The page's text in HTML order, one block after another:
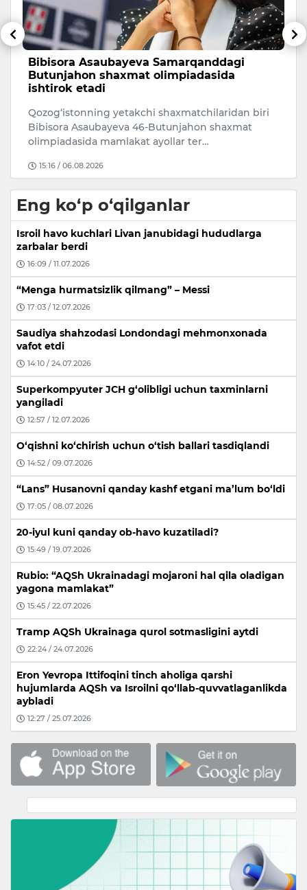
Bibisora Asaubayeva Samarqanddagi
Butunjahon shaxmat olimpiadasida
ishtirok etadi
Qozog‘istonning yetakchi shaxmatchilaridan biri
Bibisora Asaubayeva 46-Butunjahon shaxmat
olimpiadasida mamlakat ayollar ter…
15:16 / 06.08.2026
Eng ko‘p o‘qilganlar
Isroil havo kuchlari Livan janubidagi hududlarga
zarbalar berdi
16:09 / 11.07.2026
“Menga hurmatsizlik qilmang” – Messi
17:03 / 12.07.2026
Saudiya shahzodasi Londondagi mehmonxonada
vafot etdi
14:10 / 24.07.2026
Superkompyuter JCH g‘olibligi uchun taxminlarni
yangiladi
12:57 / 12.07.2026
O‘qishni ko‘chirish uchun o‘tish ballari tasdiqlandi
14:52 / 09.07.2026
“Lans” Husanovni qanday kashf etgani ma’lum bo‘ldi
17:05 / 08.07.2026
20-iyul kuni qanday ob-havo kuzatiladi?
15:49 / 19.07.2026
Rubio: “AQSh Ukrainadagi mojaroni hal qila oladigan
yagona mamlakat”
15:45 / 22.07.2026
Tramp AQSh Ukrainaga qurol sotmasligini aytdi
22:24 / 24.07.2026
Eron Yevropa Ittifoqini tinch aholiga qarshi
hujumlarda AQSh va Isroilni qo‘llab-quvvatlaganlikda
aybladi
12:27 / 25.07.2026